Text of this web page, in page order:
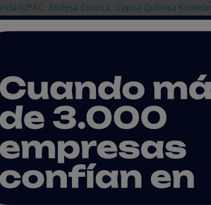
IUPAC Endesa Cuenca Cepsa Química Knowde